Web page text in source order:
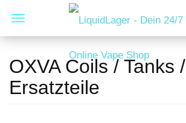
OXVA Coils / Tanks /
Ersatzteile